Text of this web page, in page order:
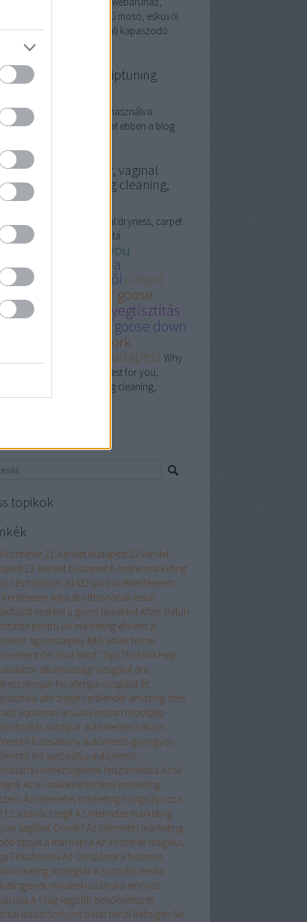
tartó, magasnyomású mosó, esküvői
digital marketing, fali kapaszodó
marketing és chiptuning
online marketing eszközeit használva
fel chiptuning videókat ebben a blog
down comforter, vaginal
carpet and rug cleaning,
down comforter, vaginal dryness, carpet
cleaning, szőnyegtisztítá
goose down for you
árak a
Kft. -tőlcarpet
best goose
comforter
szőnyegtisztítás
why hungarian goose down
t cleaning cork
Kft. Budapest Why
down comforter the best for you,
dryness, carpet and rug cleaning,
topikok
konténer 21. kerület budapest 22.kerület
23. kerület budapest 6 online marketing
és módszer a1432 ipad acélkerítéselem
kerítéselem Adja át otthonának belső
ezekkel a gyors tippekkelAflați sfaturi
pentru un marketing eficient al
agyasszegely Ajtó ablak home
On Your Mind? Tips That Will Help
alkalmassági vizsgálat ára
allergia vizsgálat és
alte ziegel verblender amazing sites
aquaman ars una artisan robotgép
autóipar autómentés hatvan
füzesabony autómentő gyöngyös
m3 autópálya autómentő
nehézségeinek felszámolása Azok
Az e -mailekkel történő marketing
Az internetes marketing hangsúlyozza
Ez a tanács segítAz internetes marketing
segíthet Önnek? Az internetes marketing
tippjei a mai napra Az írószerek mágikus
Firkabox.hu Az Ön számára hasznos
stratégiák A szociális média
mindenki számára előnyös
A világ legjobb belsőépítészeti
badacsonyörs bálás fonal Befolgen Sie